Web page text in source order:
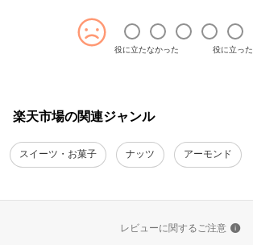
役に立たなかった 役に立った
楽天市場の関連ジャンル
スイーツ・お菓子 ナッツ アーモンド
レビューに関するご注意